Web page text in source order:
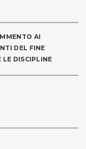
AI
DEL FINE
DISCIPLINE